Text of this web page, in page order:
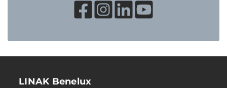
LINAK Benelux